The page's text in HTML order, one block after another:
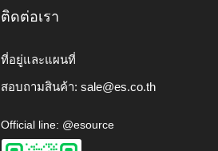
ติดต่อเรา
ที่อยู่และแผนที่
สอบถามสินค้า: sale@es.co.th
Official line: @esource